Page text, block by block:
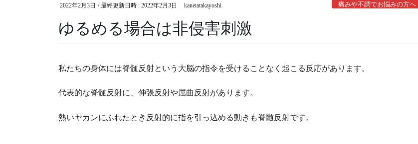
2022年2月3日 / 最終更新日時 : 2022年2月3日 kanetatakayoshi 痛みや不調でお悩みの方へ
ゆるめる場合は非侵害刺激
私たちの身体には脊髄反射という大脳の指令を受けることなく起こる反応があります。
代表的な脊髄反射に、伸張反射や屈曲反射があります。
熱いヤカンにふれたとき反射的に指を引っ込める動きも脊髄反射です。